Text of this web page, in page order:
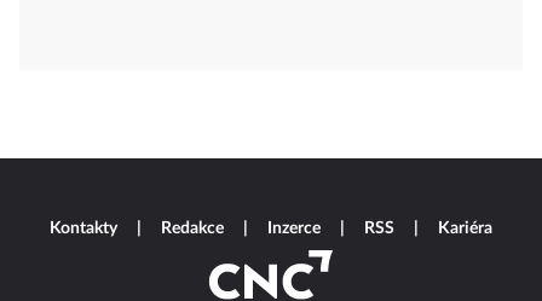
Kontakty Redakce Inzerce RSS Kariéra